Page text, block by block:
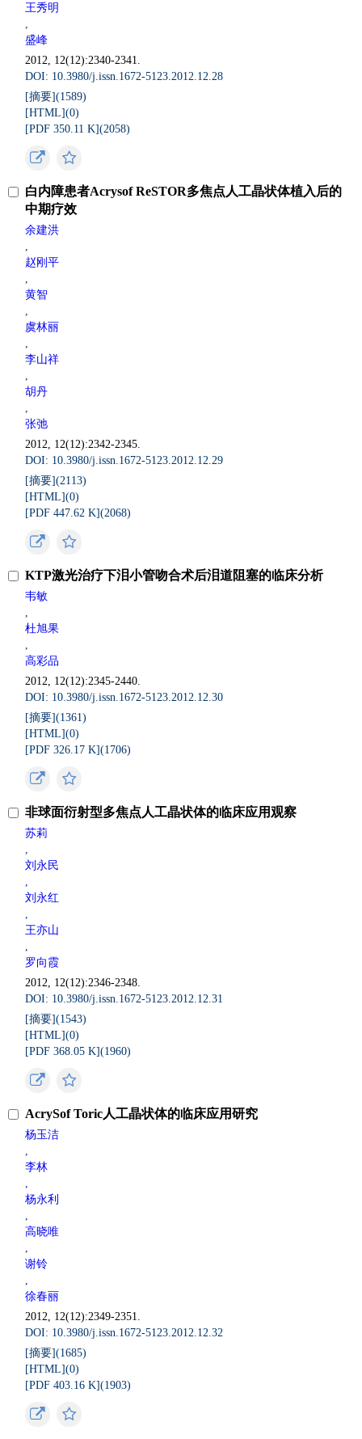
王秀明
,
盛峰
2012, 12(12):2340-2341.
DOI: 10.3980/j.issn.1672-5123.2012.12.28
[摘要](1589)
[HTML](0)
[PDF 350.11 K](2058)
白内障患者Acrysof ReSTOR多焦点人工晶状体植入后的
中期疗效
余建洪
,
赵刚平
,
黄智
,
虞林丽
,
李山祥
,
胡丹
,
张弛
2012, 12(12):2342-2345.
DOI: 10.3980/j.issn.1672-5123.2012.12.29
[摘要](2113)
[HTML](0)
[PDF 447.62 K](2068)
KTP激光治疗下泪小管吻合术后泪道阻塞的临床分析
韦敏
,
杜旭果
,
高彩品
2012, 12(12):2345-2440.
DOI: 10.3980/j.issn.1672-5123.2012.12.30
[摘要](1361)
[HTML](0)
[PDF 326.17 K](1706)
非球面衍射型多焦点人工晶状体的临床应用观察
苏莉
,
刘永民
,
刘永红
,
王亦山
,
罗向霞
2012, 12(12):2346-2348.
DOI: 10.3980/j.issn.1672-5123.2012.12.31
[摘要](1543)
[HTML](0)
[PDF 368.05 K](1960)
AcrySof Toric人工晶状体的临床应用研究
杨玉洁
,
李林
,
杨永利
,
高晓唯
,
谢铃
,
徐春丽
2012, 12(12):2349-2351.
DOI: 10.3980/j.issn.1672-5123.2012.12.32
[摘要](1685)
[HTML](0)
[PDF 403.16 K](1903)